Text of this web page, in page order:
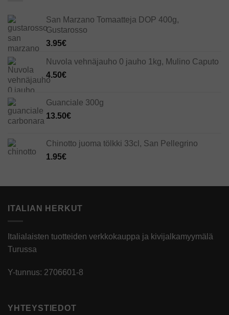
San Marzano Tomaatteja DOP 400g,
Gustarosso
3.95€
Nuvola vehnäjauho 0 jauho 1kg, Mulino Caputo
4.50€
Guanciale 300g
13.50€
Chinotto juoma tölkki 33cl, San Pellegrino
1.95€
ITALIAN HERKUT
Italialaisten tuotteiden verkkokauppa ja kivijalkamyymälä
Turussa
Y-tunnus: 2706601-8
YHTEYSTIEDOT